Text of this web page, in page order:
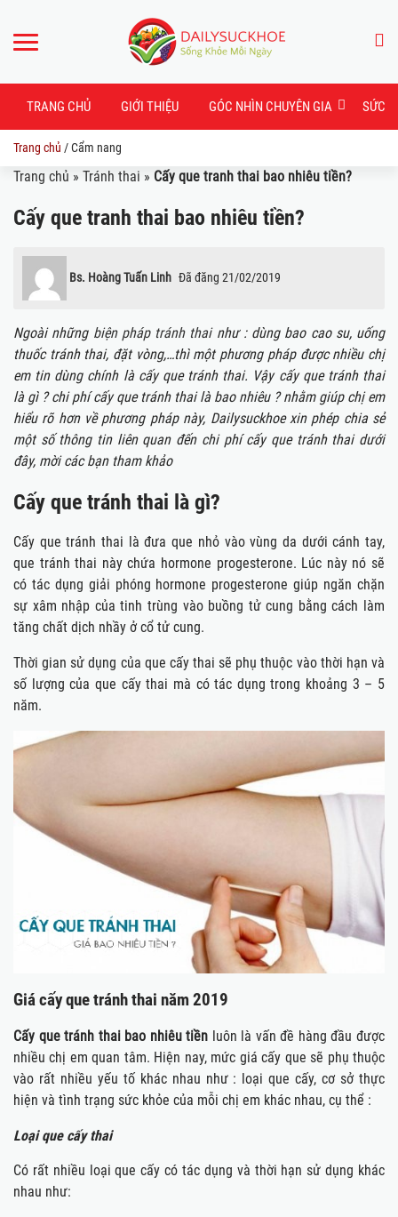
TRANG CHỦ GIỚI THIỆU GÓC NHÌN CHUYÊN GIA SỨC
Trang chủ /Cẩm nang
Trang chủ » Tránh thai » Cấy que tranh thai bao nhiêu tiền?
Cấy que tranh thai bao nhiêu tiền?
Bs. Hoàng Tuấn Linh Đã đăng 21/02/2019
Ngoài những biện pháp tránh thainhư : dùng bao cao su, uống
thuốc tránh thai, đặt vòng,…thì một phương pháp được nhiều chị
em tin dùng chính là cấy que tránh thai. Vậy cấy que tránh thai
là gì ? chi phí cấy que tránh thai là bao nhiêu ? nhằm giúp chị em
hiểu rõ hơn về phương pháp này, Dailysuckhoe xin phép chia sẻ
một số thông tin liên quan đến chi phí cấy que tránh thai dưới
đây, mời các bạn tham khảo
Cấy que tránh thai là gì?
Cấy que tránh thai là đưa que nhỏ vào vùng da dưới cánh tay,
que tránh thai này chứa hormone progesterone. Lúc này nó sẽ
có tác dụng giải phóng hormone progesterone giúp ngăn chặn
sự xâm nhập của tinh trùng vào buồng tử cung bằng cách làm
tăng chất dịch nhầy ở cổ tử cung.
Thời gian sử dụng của que cấy thai sẽ phụ thuộc vào thời hạn và
số lượng của que cấy thai mà có tác dụng trong khoảng 3 – 5
năm.
Giá cấy que tránh thai năm 2019
Cấy que tránh thai bao nhiêu tiền luôn là vấn đề hàng đầu được
nhiều chị em quan tâm. Hiện nay, mức giá cấy que sẽ phụ thuộc
vào rất nhiều yếu tố khác nhau như : loại que cấy, cơ sở thực
hiện và tình trạng sức khỏe của mỗi chị em khác nhau, cụ thể :
Loại que cấy thai
Có rất nhiều loại que cấy có tác dụng và thời hạn sử dụng khác
nhau như: